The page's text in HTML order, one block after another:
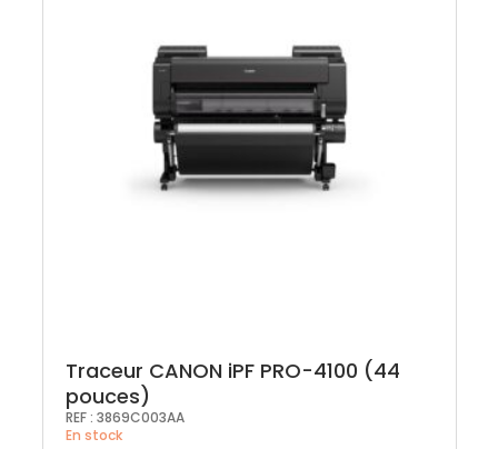
Traceur CANON iPF PRO-4100 (44
pouces)
REF : 3869C003AA
En stock